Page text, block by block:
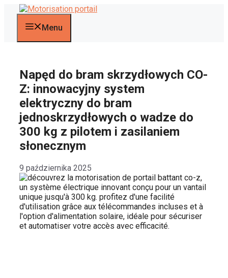
Przejdź
Menu
Napęd do bram skrzydłowych CO-
Z: innowacyjny system
elektryczny do bram
jednoskrzydłowych o wadze do
300 kg z pilotem i zasilaniem
słonecznym
9 października 2025